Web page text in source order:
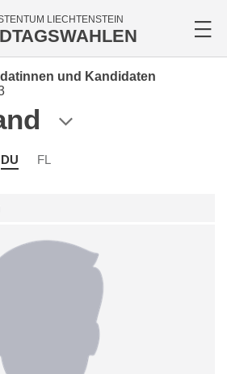
LIECHTENSTEIN
und Kandidaten
DU FL